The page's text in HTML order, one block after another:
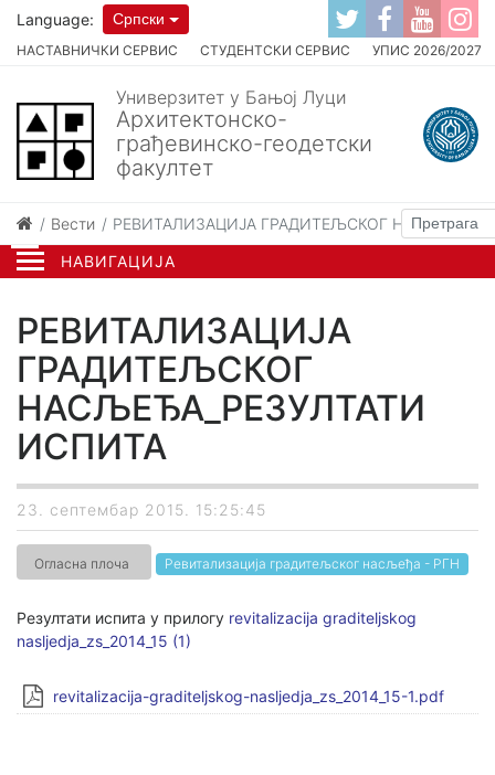
НАВИГАЦИЈА
НАСТАВНИЧКИ СЕРВИС СТУДЕНТСКИ СЕРВИС УПИС 2026/2027
Language: Српски
Универзитет у Бањој Луци
Архитектонско-
грађевинско-геодетски
факултет
Вести РЕВИТАЛИЗАЦИЈА ГРАДИТЕЉСКОГ
РЕВИТАЛИЗАЦИЈА
ГРАДИТЕЉСКОГ
НАСЉЕЂА_РЕЗУЛТАТИ
ИСПИТА
23. септембар 2015. 15:25:45
Огласна плоча Ревитализација градитељског насљеђа - РГН
Резултати испита у прилогу revitalizacija graditeljskog
nasljedja_zs_2014_15 (1)
revitalizacija-graditeljskog-nasljedja_zs_2014_15-1.pdf